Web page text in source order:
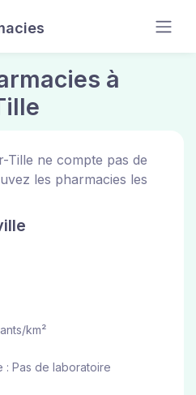
à
Tille ne compte pas de
les pharmacies les
km²
: Pas de laboratoire